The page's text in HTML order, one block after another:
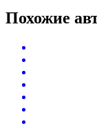
Похожие